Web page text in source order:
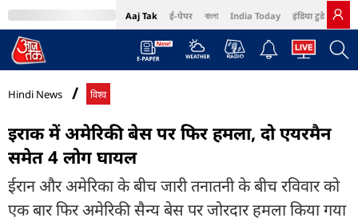
Aaj Tak ई-पेपर বাংলা India Today इंडिया टुडे हिंदी
MumbaiTak Cosmopolitan Harper's Bazaar Northeast
Hindi News विश्व
इराक में अमेरिकी बेस पर फिर हमला, दो एयरमैन
समेत 4 लोग घायल
ईरान और अमेरिका के बीच जारी तनातनी के बीच रविवार को
एक बार फिर अमेरिकी सैन्य बेस पर जोरदार हमला किया गया